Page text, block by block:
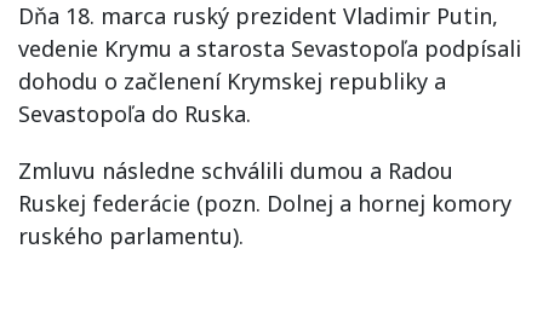
Dňa 18. marca ruský prezident Vladimir Putin,
vedenie Krymu a starosta Sevastopoľa podpísali
dohodu o začlenení Krymskej republiky a
Sevastopoľa do Ruska.
Zmluvu následne schválili dumou a Radou
Ruskej federácie (pozn. Dolnej a hornej komory
ruského parlamentu).